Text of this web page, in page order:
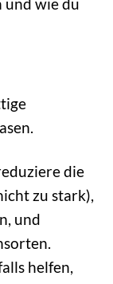
und wie du
die
zu stark),
und
helfen,